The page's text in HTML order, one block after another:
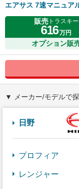
エアサス 7速マニュア
オン
販売トラスキー
616万円
オプション販
▼ メーカー/モデルで
日野
プロフィア
レンジャー